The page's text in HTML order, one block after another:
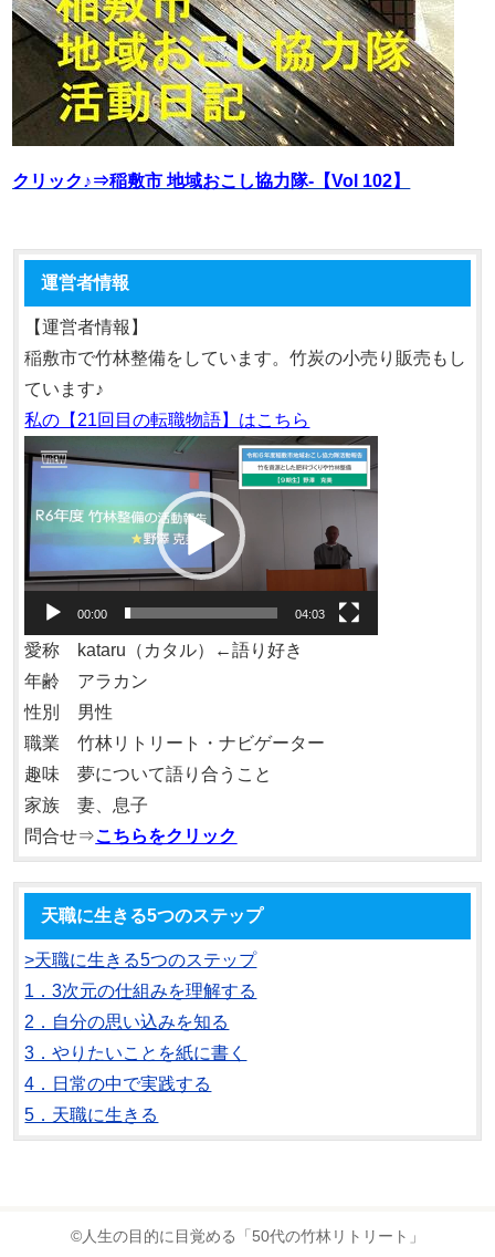
クリック♪⇒稲敷市 地域おこし協力隊‐【Vol 102】
運営者情報
【運営者情報】
稲敷市で竹林整備をしています。竹炭の小売り販売もし
ています♪
私の【21回目の転職物語】はこちら
画
プ
レ
ー
ヤ
ー
00:00 04:03
愛称 kataru（カタル）←語り好き
年齢 アラカン
性別 男性
職業 竹林リトリート・ナビゲーター
趣味 夢について語り合うこと
家族 妻、息子
問合せ⇒こちらをクリック
天職に生きる5つのステップ
>天職に生きる5つのステップ
1．3次元の仕組みを理解する
2．自分の思い込みを知る
3．やりたいことを紙に書く
4．日常の中で実践する
5．天職に生きる
©人生の目的に目覚める「50代の竹林リトリート」